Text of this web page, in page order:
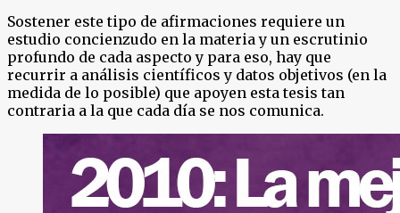
Sostener este tipo de afirmaciones requiere un
estudio concienzudo en la materia y un escrutinio
profundo de cada aspecto y para eso, hay que
recurrir a análisis científicos y datos objetivos (en la
medida de lo posible) que apoyen esta tesis tan
contraria a la que cada día se nos comunica.